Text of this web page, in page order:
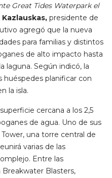
Great Tides Waterpark el
Kazlauskas, presidente de
agregó que la nueva
para familias y distintos
de alto impacto hasta
laguna. Según indicó, la
huéspedes planificar con
la isla.
cercana a los 2,5
de agua. Uno de sus
una torre central de
varias de las
Entre las
Blasters,